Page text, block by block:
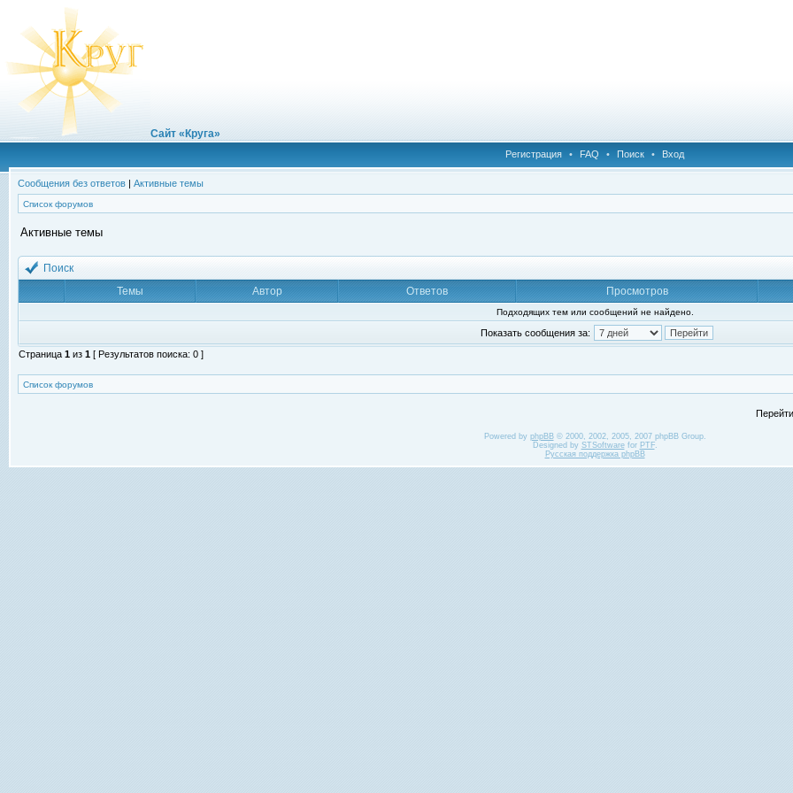
Сайт «Круга»
Регистрация • FAQ • Поиск • Вход
Сообщения без ответов | Активные темы
Список форумов
Активные темы
Поиск
Темы
Автор Ответов Просмотров
Подходящих тем или сообщений не найдено.
Показать сообщения за:
Страница 1 из 1 [ Результатов поиска: 0 ]
Список форумов
Powered by phpBB© 2000, 2002, 2005, 2007 phpBB Group.
Designed by STSoftwarefor PTF.
Русская поддержка phpBB